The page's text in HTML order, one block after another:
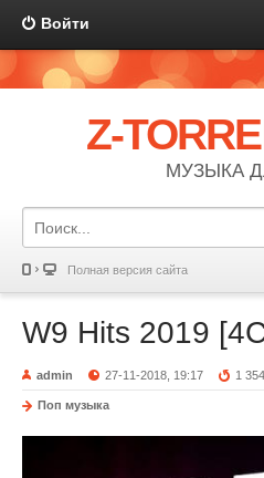
Войти
Z-
МУЗЫКА
Полная версия сайта
W9 Hits 2019
admin 27-11-2018, 19:17 1 354
Поп музыка